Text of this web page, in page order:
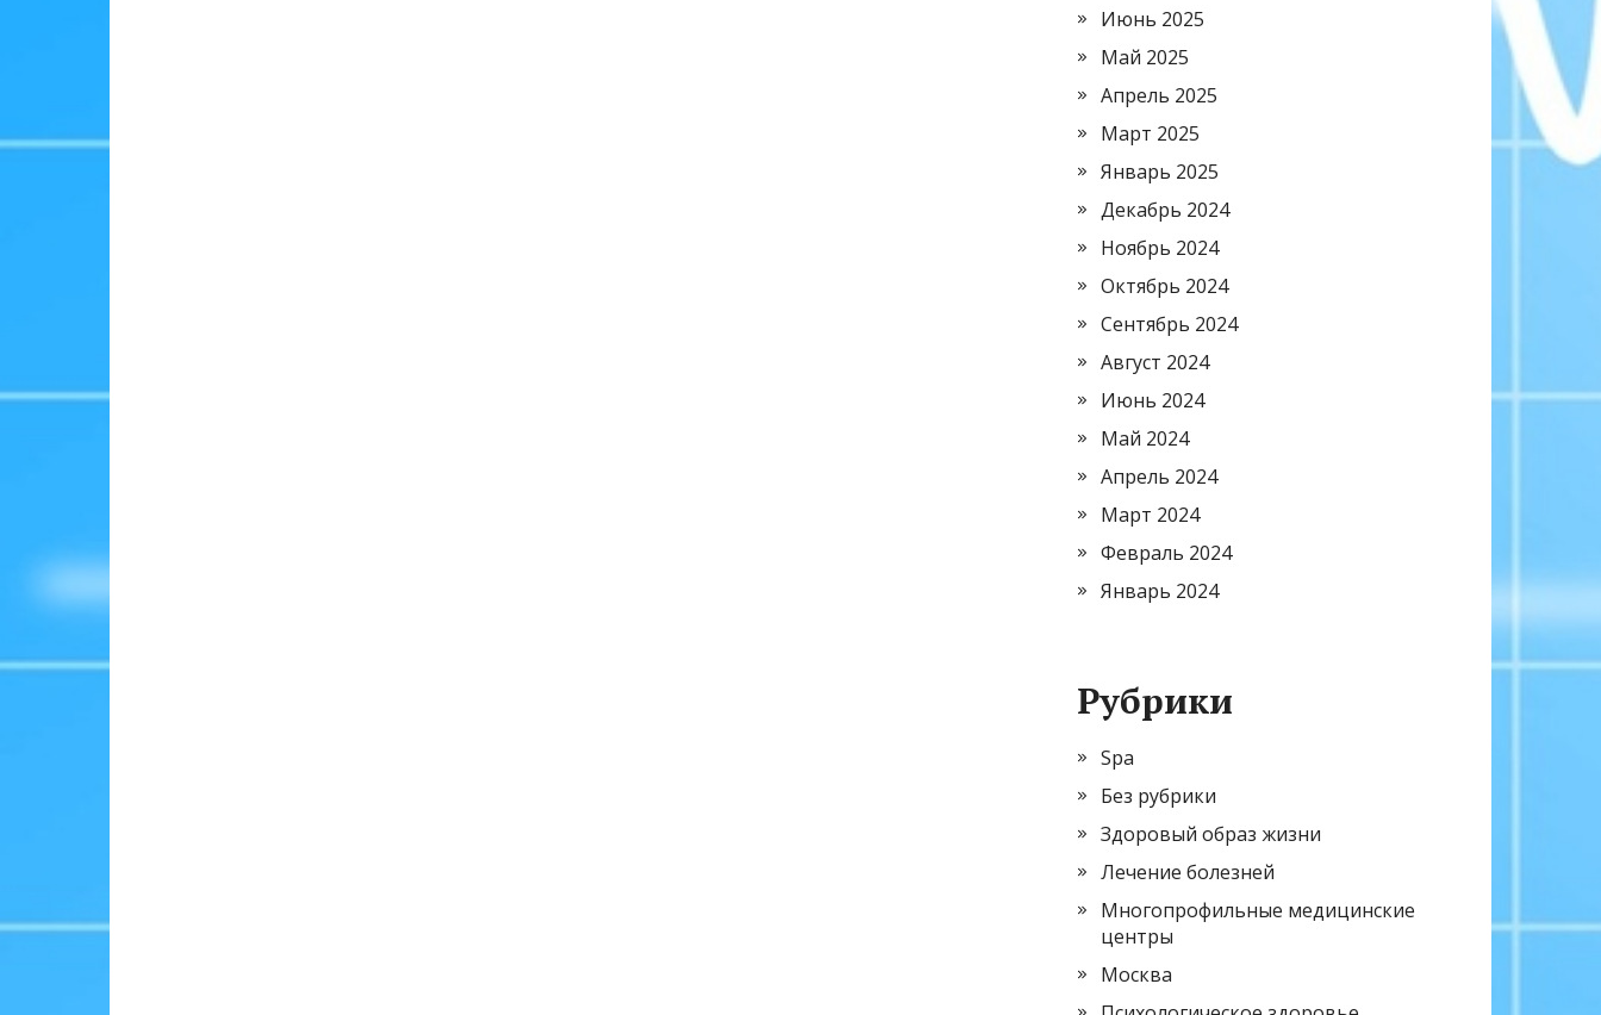
Июнь 2025
Май 2025
Апрель 2025
Март 2025
Январь 2025
Декабрь 2024
Ноябрь 2024
Октябрь 2024
Сентябрь 2024
Август 2024
Июнь 2024
Май 2024
Апрель 2024
Март 2024
Февраль 2024
Январь 2024
Рубрики
Spa
Без рубрики
Здоровый образ жизни
Лечение болезней
Многопрофильные медицинские
центры
Москва